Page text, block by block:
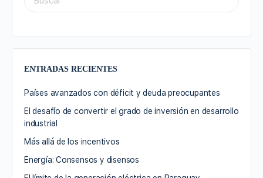
ENTRADAS RECIENTES
Países avanzados con déficit y deuda preocupantes
El desafío de convertir el grado de inversión en desarrollo
industrial
Más allá de los incentivos
Energía: Consensos y disensos